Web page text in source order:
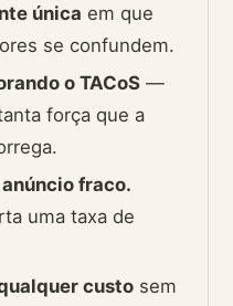
única em que
se confundem.
o TACoS —
força que a
fraco.
uma taxa de
custo sem